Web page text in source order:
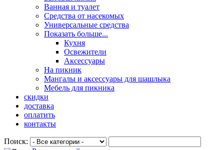
Ванная и туалет
Средства от насекомых
Универсальные средства
Показать больше...
Кухня
Освежители
Аксессуары
На пикник
Мангалы и аксессуары для шашлыка
Мебель для пикника
скидки
доставка
оплатить
контакты
Поиск: